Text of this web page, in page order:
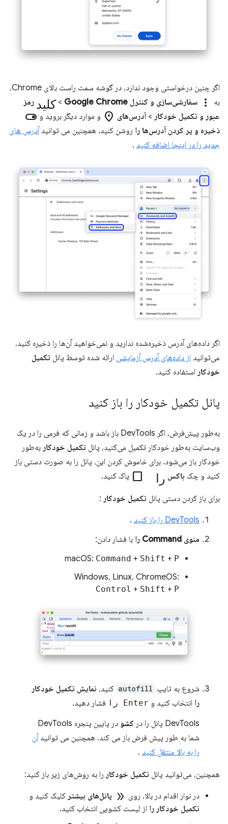
اگر چنین درخواستی وجود ندارد، در گوشه سمت راست بالای Chrome،
به
more_vert سفارشی‌سازی و کنترل Google Chrome >کلید رمز
عبور و تکمیل خودکار > آدرس‌های location_on و موارد دیگر بروید و toggle_on
ذخیره و پر کردن آدرس‌ها را روشن کنید. همچنین می توانید آدرس های
جدید را در اینجا اضافه کنید .
اگر داده‌های آدرس ذخیره‌شده ندارید و نمی‌خواهید آن‌ها را ذخیره کنید،
می‌توانید از داده‌های آدرس آزمایشی ارائه شده توسط پانل تکمیل
خودکار استفاده کنید.
پانل تکمیل خودکار را باز کنید
به‌طور پیش‌فرض، اگر DevTools باز باشد و زمانی که فرمی را در یک
وب‌سایت به‌طور خودکار تکمیل می‌کنید، پانل تکمیل خودکار به‌طور
خودکار باز می‌شود. برای خاموش کردن این، پانل را به صورت دستی باز
کنید و چک باکس check_box_outline_blank را پاک کنید.
برای باز کردن دستی پانل تکمیل خودکار :
DevTools را باز کنید
.
منوی Command را
با فشار دادن:
macOS: Command + Shift + P
Windows، Linux، ChromeOS:
Control + Shift + P
شروع به تایپ autofill کنید، نمایش تکمیل خودکار
را انتخاب کنید و Enter را
فشار دهید.
DevTools پانل را در
کشو
در پایین پنجره DevTools
شما به طور پیش فرض باز می کند. همچنین می توانیدآن
را به بالا منتقل کنید .
همچنین، می‌توانید پانل تکمیل خودکار را به روش‌های زیر باز کنید:
در نوار اقدام در بالا، روی double_arrow پانل‌های بیشتر کلیک کنید و
تکمیل خودکار را از لیست کشویی انتخاب کنید.